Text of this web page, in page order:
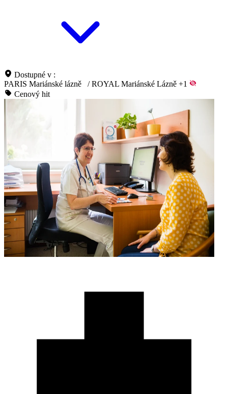
Dostupné v :
PARIS Mariánské lázně
/ ROYAL Mariánské Lázně +1
Cenový hit